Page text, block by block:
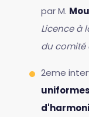
par M.
Licence à
du comité
2eme